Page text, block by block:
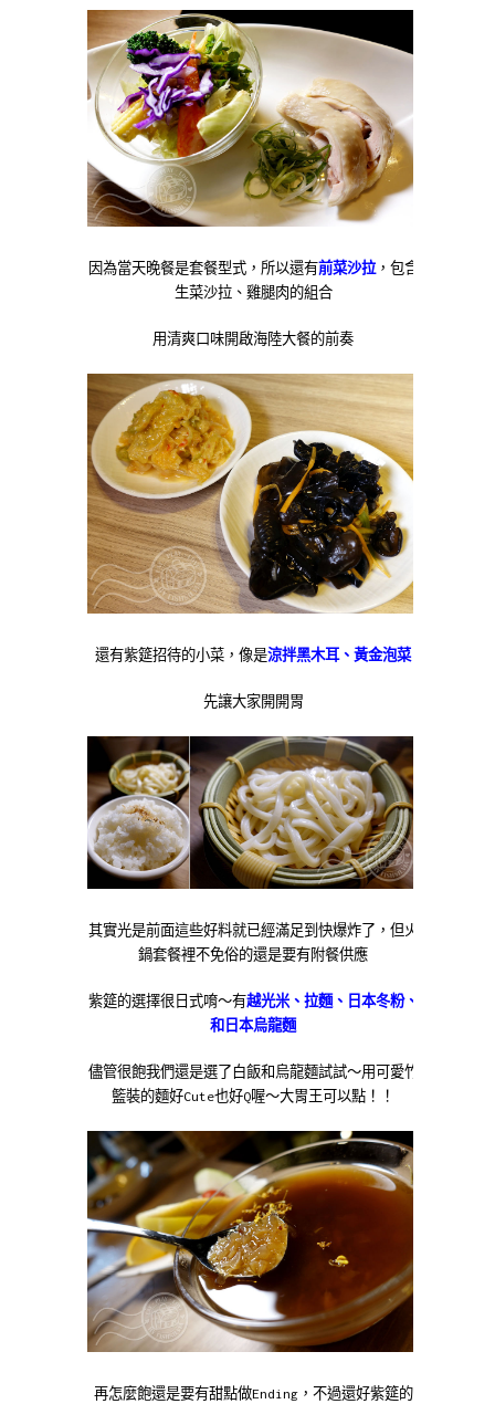
因為當天晚餐是套餐型式，所以還有 前菜沙拉，包含
生菜沙拉、雞腿肉的組合
用清爽口味開啟海陸大餐的前奏
還有紫筵招待的小菜，像是涼拌黑木耳、黃金泡菜
先讓大家開開胃
其實光是前面這些好料就已經滿足到快爆炸了，但火
鍋套餐裡不免俗的還是要有附餐供應
紫筵的選擇很日式唷～有越光米、拉麵、日本冬粉、
和日本烏龍麵
儘管很飽我們還是選了白飯和烏龍麵試試～用可愛竹
籃裝的麵好Cute也好Q喔～大胃王可以點！！
再怎麼飽還是要有甜點做Ending，不過還好紫筵的